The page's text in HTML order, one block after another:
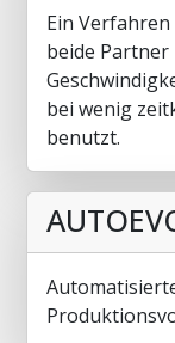
Ein
beide
bei wenig
benutzt.